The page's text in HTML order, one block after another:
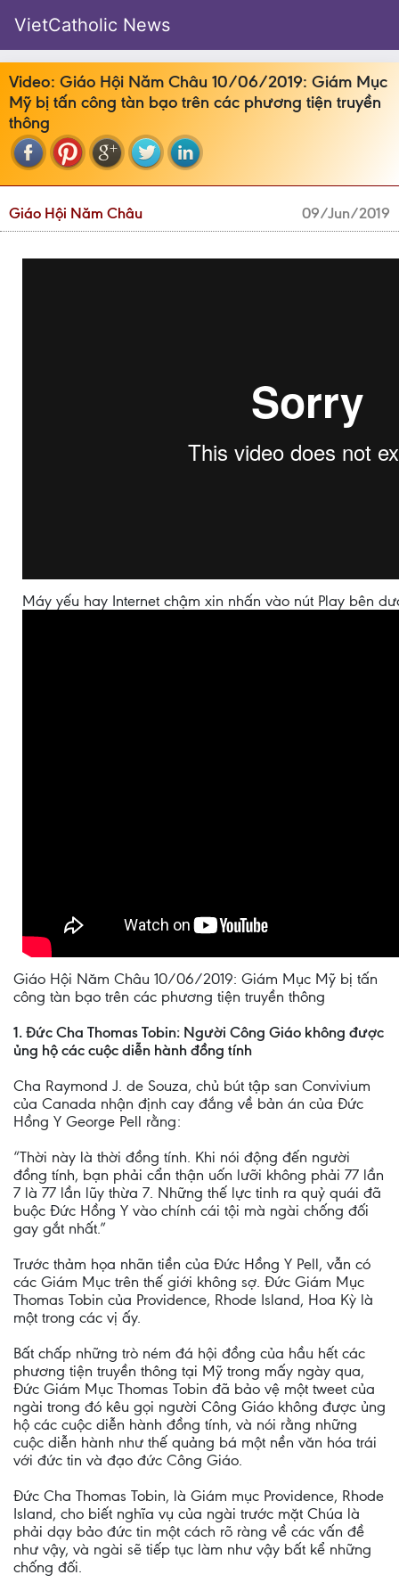
VietCatholic News
Video: Giáo Hội Năm Châu 10/06/2019: Giám Mục
Mỹ bị tấn công tàn bạo trên các phương tiện truyền
thông
Giáo Hội Năm Châu 09/Jun/2019
Máy yếu hay Internet chậm xin nhấn vào nút Play bên
Giáo Hội Năm Châu 10/06/2019: Giám Mục Mỹ bị tấn
công tàn bạo trên các phương tiện truyền thông
1. Đức Cha Thomas Tobin: Người Công Giáo không được
ủng hộ các cuộc diễn hành đồng tính
Cha Raymond J. de Souza, chủ bút tập san Convivium
của Canada nhận định cay đắng về bản án của Đức
Hồng Y George Pell rằng:
“Thời này là thời đồng tính. Khi nói động đến người
đồng tính, bạn phải cẩn thận uốn lưỡi không phải 77 lần
7 là 77 lần lũy thừa 7. Những thế lực tinh ra quỷ quái đã
buộc Đức Hồng Y vào chính cái tội mà ngài chống đối
gay gắt nhất.”
Trước thảm họa nhãn tiền của Đức Hồng Y Pell, vẫn có
các Giám Mục trên thế giới không sợ. Đức Giám Mục
Thomas Tobin của Providence, Rhode Island, Hoa Kỳ là
một trong các vị ấy.
Bất chấp những trò ném đá hội đồng của hầu hết các
phương tiện truyền thông tại Mỹ trong mấy ngày qua,
Đức Giám Mục Thomas Tobin đã bảo vệ một tweet của
ngài trong đó kêu gọi người Công Giáo không được ủng
hộ các cuộc diễn hành đồng tính, và nói rằng những
cuộc diễn hành như thế quảng bá một nền văn hóa trái
với đức tin và đạo đức Công Giáo.
Đức Cha Thomas Tobin, là Giám mục Providence, Rhode
Island, cho biết nghĩa vụ của ngài trước mặt Chúa là
phải dạy bảo đức tin một cách rõ ràng về các vấn đề
như vậy, và ngài sẽ tiếp tục làm như vậy bất kể những
chống đối.